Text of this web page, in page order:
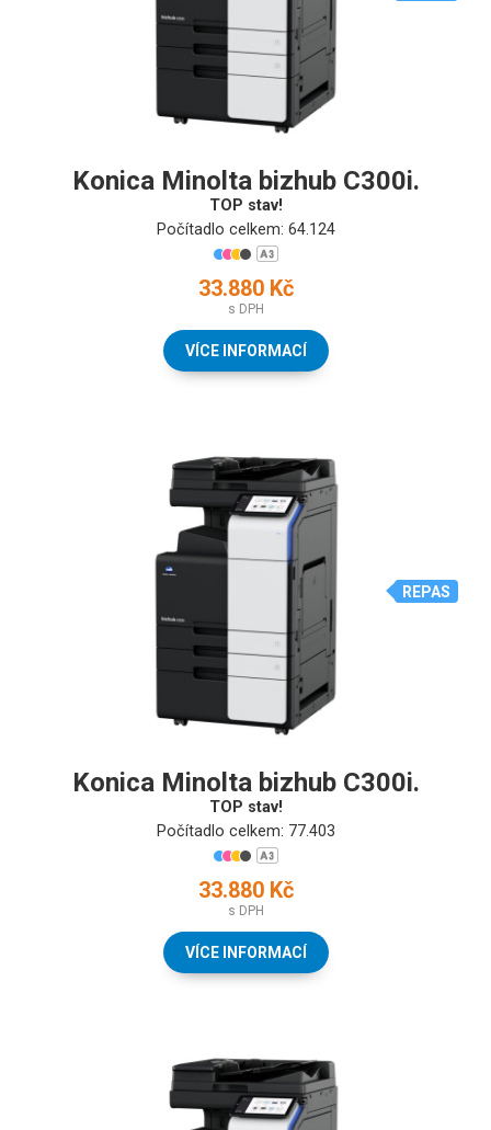
Konica Minolta bizhub C300i.
TOP stav!
Počítadlo celkem: 64.124
33.880 Kč
s DPH
VÍCE INFORMACÍ
REPAS
Konica Minolta bizhub C300i.
TOP stav!
Počítadlo celkem: 77.403
33.880 Kč
s DPH
VÍCE INFORMACÍ